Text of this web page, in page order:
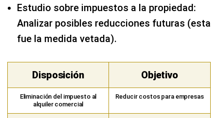
Estudio sobre impuestos a la propiedad:
Analizar posibles reducciones futuras (esta
fue la medida vetada).
Disposición Objetivo
Eliminación del impuesto al
alquiler comercial
Reducir costos para empresas